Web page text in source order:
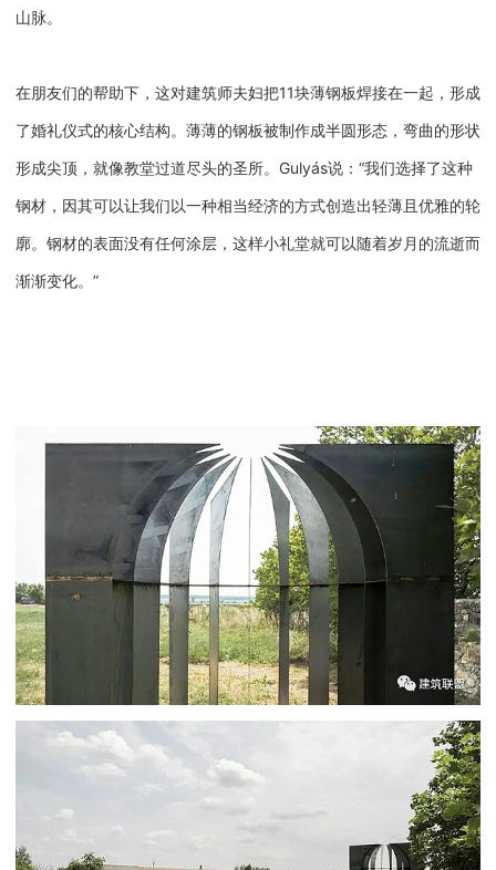
山脉。
在朋友们的帮助下，这对建筑师夫妇把11块薄钢板焊接在一起，形成
了婚礼仪式的核心结构。薄薄的钢板被制作成半圆形态，弯曲的形状
形成尖顶，就像教堂过道尽头的圣所。Gulyás说：“我们选择了这种
钢材，因其可以让我们以一种相当经济的方式创造出轻薄且优雅的轮
廓。钢材的表面没有任何涂层，这样小礼堂就可以随着岁月的流逝而
渐渐变化。”